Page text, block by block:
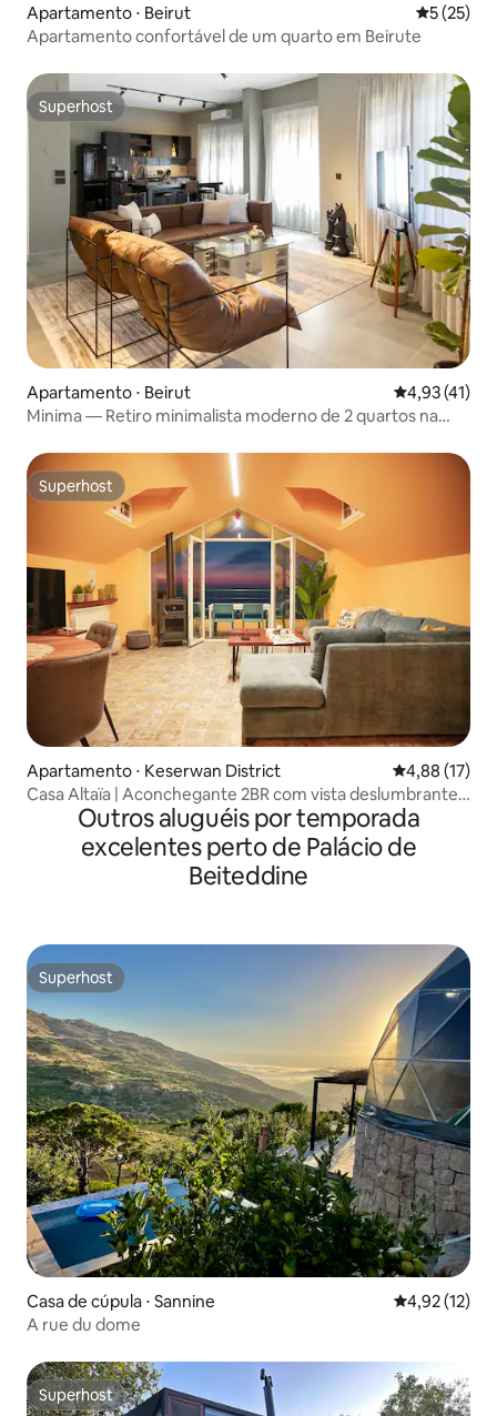
Apartamento ⋅ Beirut 5 de uma
5 (25)
Apartamento confortável de um quarto em Beirute
Superhost
Superhost
Apartamento ⋅ Beirut 4,93 de uma
4,93 (41)
Minima — Retiro minimalista moderno de 2 quartos na
Superhost
Superhost
Apartamento ⋅ Keserwan District 4,88 de uma
4,88 (17)
Casa Altaïa | Aconchegante 2BR com vista deslumbrante
para o marOutros aluguéis por temporada
excelentes perto de Palácio de
Beiteddine
Superhost
Superhost
Casa de cúpula ⋅ Sannine 4,92 de uma
4,92 (12)
A rue du dome
Superhost
Superhost